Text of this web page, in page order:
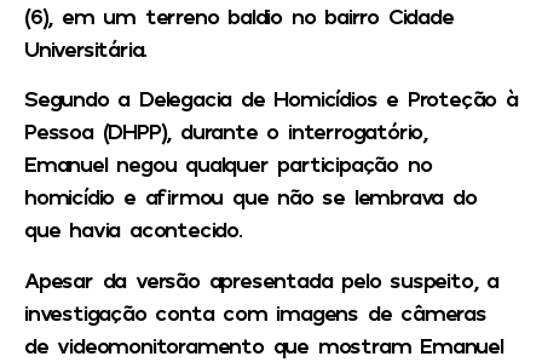
(6), em um terreno baldio no bairro Cidade
Universitária.
Segundo a Delegacia de Homicídios e Proteção à
Pessoa (DHPP), durante o interrogatório,
Emanuel negou qualquer participação no
homicídio e afirmou que não se lembrava do
que havia acontecido.
Apesar da versão apresentada pelo suspeito, a
investigação conta com imagens de câmeras
de videomonitoramento que mostram Emanuel